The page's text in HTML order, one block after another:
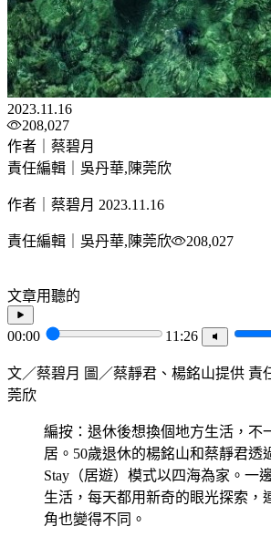
2023.11.16
208,027
作者｜蔡碧月
責任編輯｜吳丹華,陳莞欣
作者｜蔡碧月 2023.11.16
責任編輯｜吳丹華,陳莞欣 208,027
文章用聽的
00:00 11:26
文／蔡碧月 圖／蔡靜君、楊銘山提供 責
莞欣
編按：退休後想換個地方生活，不
居。50歲退休的楊銘山和蔡靜君透
Stay（居遊）模式以四海為家。一
生活，每天都用新奇的眼光探索，
角也變得不同。